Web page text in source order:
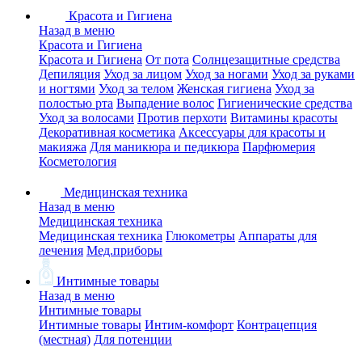
Красота и Гигиена
Назад в меню
Красота и Гигиена
Красота и Гигиена От пота Солнцезащитные средства
Депиляция Уход за лицом Уход за ногами Уход за руками
и ногтями Уход за телом Женская гигиена Уход за
полостью рта Выпадение волос Гигиенические средства
Уход за волосами Против перхоти Витамины красоты
Декоративная косметика Аксессуары для красоты и
макияжа Для маникюра и педикюра Парфюмерия
Косметология
Медицинская техника
Назад в меню
Медицинская техника
Медицинская техника Глюкометры Аппараты для
лечения Мед.приборы
Интимные товары
Назад в меню
Интимные товары
Интимные товары Интим-комфорт Контрацепция
(местная) Для потенции